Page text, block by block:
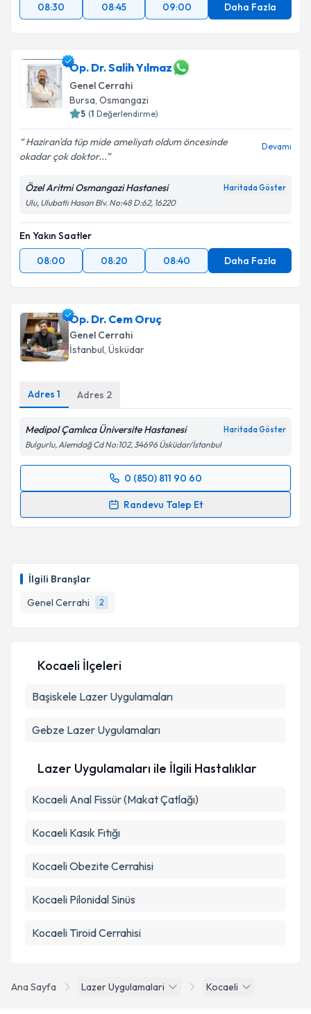
İlgili Branşlar
Genel Cerrahi
2
08:30 08:45 09:00 Daha Fazla
Op. Dr. Salih Yılmaz
Genel Cerrahi
Bursa, Osmangazi
5 (1 Değerlendirme)
Haziran'da tüp mide ameliyatı oldum öncesinde
okadar çok doktor...
Devamı
Özel Aritmi Osmangazi Hastanesi Haritada Göster
Ulu, Ulubatlı Hasan Blv. No:48 D:62, 16220
En Yakın Saatler
08:00
08:20 08:40 Daha Fazla
Op. Dr. Cem Oruç
Genel Cerrahi
İstanbul, Üsküdar
Adres 1 Adres 2
Medipol Çamlıca Üniversite Hastanesi Haritada Göster
Bulgurlu, Alemdağ Cd No:102, 34696 Üsküdar/İstanbul
0 (850) 811 90 60
Randevu Talep Et
Randevu Takvimi Talebi
E-posta Adresiniz
Kişisel verilerimin işlenmesine ilişkin
Metni'ni okudum ve kişisel verilerimin belirtilen
Takvim Talebini Gönder
Ana Sayfa Lazer Uygulamalari Kocaeli
Kocaeli İlçeleri
Başiskele Lazer Uygulamaları
Gebze Lazer Uygulamaları
Lazer Uygulamaları ile İlgili Hastalıklar
Kocaeli Anal Fissür (Makat Çatlağı)
Kocaeli Kasık Fıtığı
Kocaeli Obezite Cerrahisi
Kocaeli Pilonidal Sinüs
Kocaeli Tiroid Cerrahisi